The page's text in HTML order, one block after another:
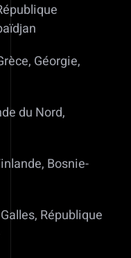
Géorgie,
du Nord,
Bosnie-
République